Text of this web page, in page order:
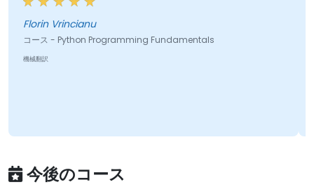
Vrincianu
ス - Python Programming Fundamentals
今後のコース